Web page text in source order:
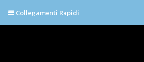
Collegamenti Rapidi